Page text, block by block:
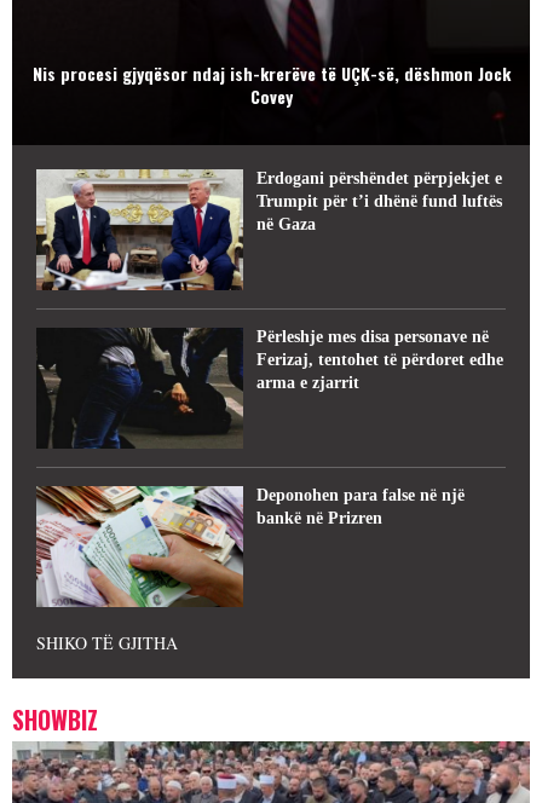
Nis procesi gjyqësor ndaj ish-krerëve të UÇK-së, dëshmon Jock
Covey
Erdogani përshëndet përpjekjet e
Trumpit për t’i dhënë fund luftës
në Gaza
Përleshje mes disa personave në
Ferizaj, tentohet të përdoret edhe
arma e zjarrit
Deponohen para false në një
bankë në Prizren
SHIKO TË GJITHA
SHOWBIZ